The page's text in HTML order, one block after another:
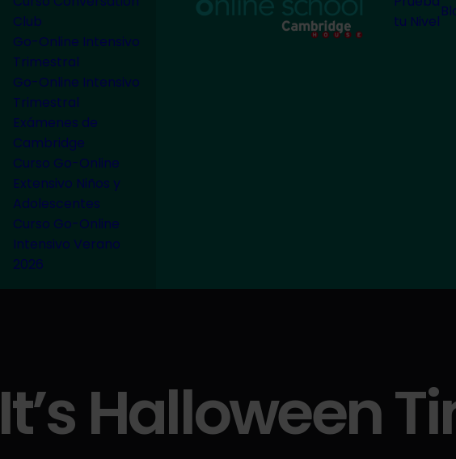
Club
Go-Online Intensivo
Trimestral
Go-Online Intensivo
Trimestral
Exámenes de
Cambridge
Curso Go-Online
Extensivo Niños y
Adolescentes
Curso Go-Online
Intensivo Verano
2026
tu Nivel
It’s Halloween